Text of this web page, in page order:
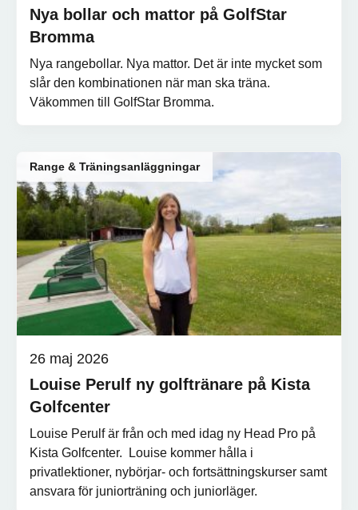
Nya bollar och mattor på GolfStar
Bromma
Nya rangebollar. Nya mattor. Det är inte mycket som
slår den kombinationen när man ska träna.
Väkommen till GolfStar Bromma.
Range & Träningsanläggningar
26 maj 2026
Louise Perulf ny golftränare på Kista
Golfcenter
Louise Perulf är från och med idag ny Head Pro på
Kista Golfcenter. Louise kommer hålla i
privatlektioner, nybörjar- och fortsättningskurser samt
ansvara för juniorträning och juniorläger.